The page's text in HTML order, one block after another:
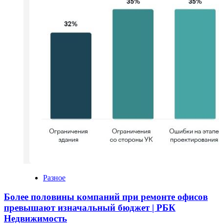
Разное
Более половины компаний при ремонте офисов
превышают изначальный бюджет | РБК
Недвижимость